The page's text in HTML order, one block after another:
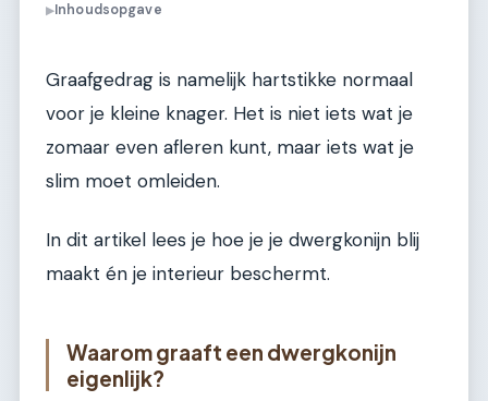
▶Inhoudsopgave
Graafgedrag is namelijk hartstikke normaal
voor je kleine knager. Het is niet iets wat je
zomaar even afleren kunt, maar iets wat je
slim moet omleiden.
In dit artikel lees je hoe je je dwergkonijn blij
maakt én je interieur beschermt.
Waarom graaft een dwergkonijn
eigenlijk?